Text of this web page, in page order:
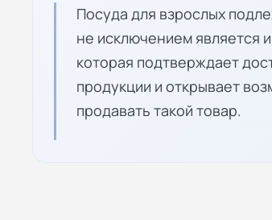
Посуда для взрослых
не исключением является
которая подтверждает
продукции и открывает
продавать такой товар.